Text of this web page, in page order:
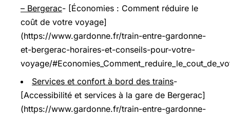
– Bergerac- [Économies : Comment réduire le
coût de votre voyage]
(https://www.gardonne.fr/train-entre-gardonne-
et-bergerac-horaires-et-conseils-pour-votre-
voyage/
Services et confort à bord des trains-
[Accessibilité et services à la gare de Bergerac]
(https://www.gardonne.fr/train-entre-gardonne-